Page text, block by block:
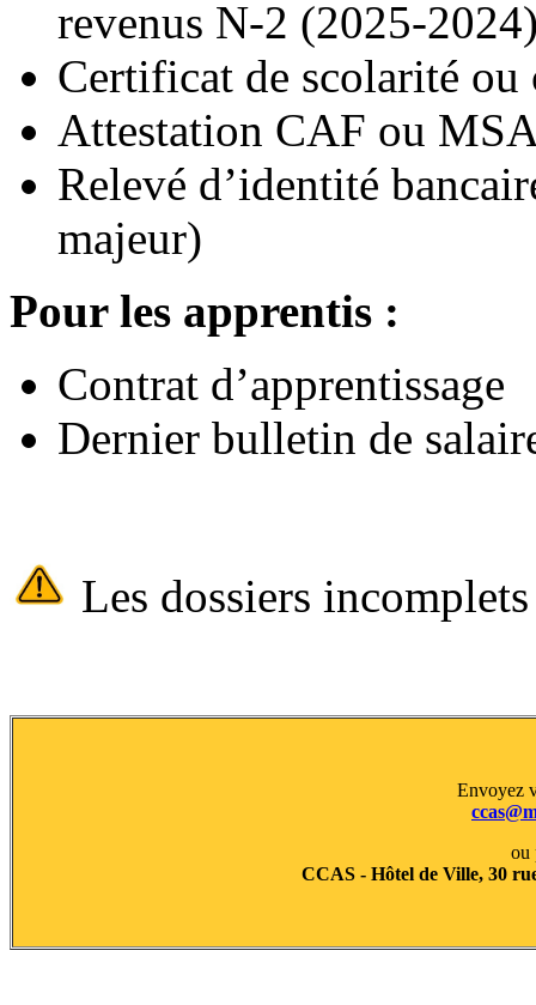
revenus N-2 (2025-
Certificat de scolarité ou
Attestation CAF ou
Relevé d’identité
majeur)
Pour les apprentis :
Contrat d’apprentissage
Dernier bulletin de
Les dossiers
Envoyez
ou
CCAS - Hôtel de Ville, 30